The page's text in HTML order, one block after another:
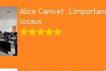
Alice Canivet :
locaux